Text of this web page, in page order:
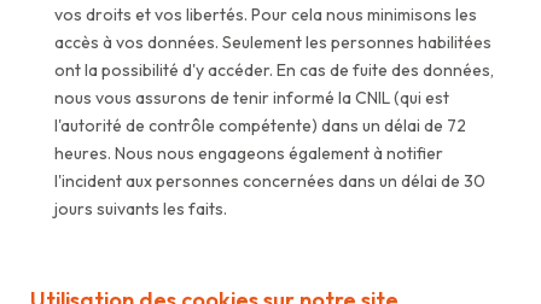
vos droits et vos libertés. Pour cela nous minimisons les
accès à vos données. Seulement les personnes habilitées
ont la possibilité d'y accéder. En cas de fuite des données,
nous vous assurons de tenir informé la CNIL (qui est
l'autorité de contrôle compétente) dans un délai de 72
heures. Nous nous engageons également à notifier
l'incident aux personnes concernées dans un délai de 30
jours suivants les faits.